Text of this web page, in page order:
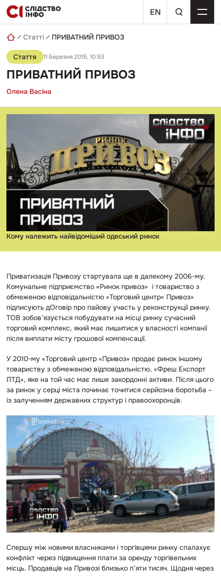
Skip
to
content
EN
пошуковий
запит
Статті ПРИВАТНИЙ ПРИВОЗ
Стаття 11 Березня 2015, 10:53
ПРИВАТНИЙ ПРИВОЗ
Олена Васіна
Кому належить найвідоміший одеський ринок
Приватизація Привозу стартувала ще в далекому 2006-му.
Комунальне підприємство «Ринок привоз» і товариство з
обмеженою відповідальністю «Торговий центр« Привоз»
підписують дОговір про пайову участь у реконструкції ринку.
ТОВ зобов’язується побудувати на місці ринку сучасний
торговий комплекс, який має лишитися у власності компанії
після виплати місту грошової компенсації.
У 2010-му «Торговий центр «Привоз» продає ринок іншому
товариству з обмеженою відповідальністю, «Фреш Експорт
ЛТД», яке на той час має лише закордонні активи. Після цього
за ринок у серці міста починає точитися серйозна боротьба –
із залученням державних структур і правоохоронців.
Спершу між новими власниками і торгівцями ринку спалахує
конфлікт через підвищення плати за оренду торгівельних
місць. Продавців на Привозі близько п’яти тисяч. Щодня через